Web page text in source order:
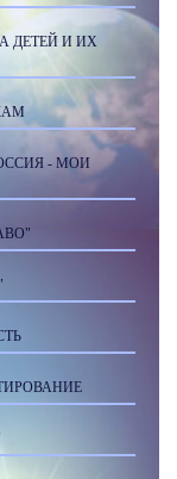
ДЕТЕЙ И ИХ
- МОИ